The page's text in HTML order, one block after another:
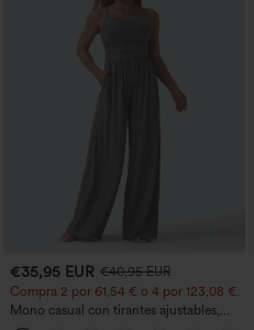
€35,95 EUR €40,95 EUR
Compra 2 por 61,54 € o 4 por 123,08 €.
Mono casual con tirantes ajustables,
fruncidos, pierna ancha, tejido jaspeado